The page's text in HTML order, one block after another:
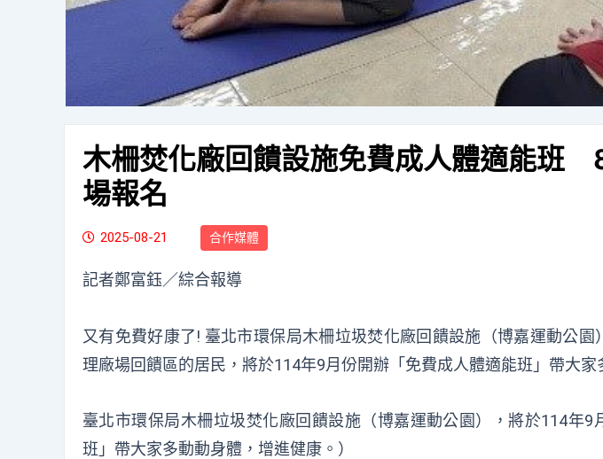
木柵焚化廠回饋設施免費成人體適能班
場報名
2025-08-21 合作媒體
記者鄭富鈺／綜合報導
又有免費好康了! 臺北市環保局木柵垃圾焚化廠回饋設施（博嘉運動公園
理廠場回饋區的居民，將於114年9月份開辦「免費成人體適能班」帶大家
臺北市環保局木柵垃圾焚化廠回饋設施（博嘉運動公園），將於114年9
班」帶大家多動動身體，增進健康。）